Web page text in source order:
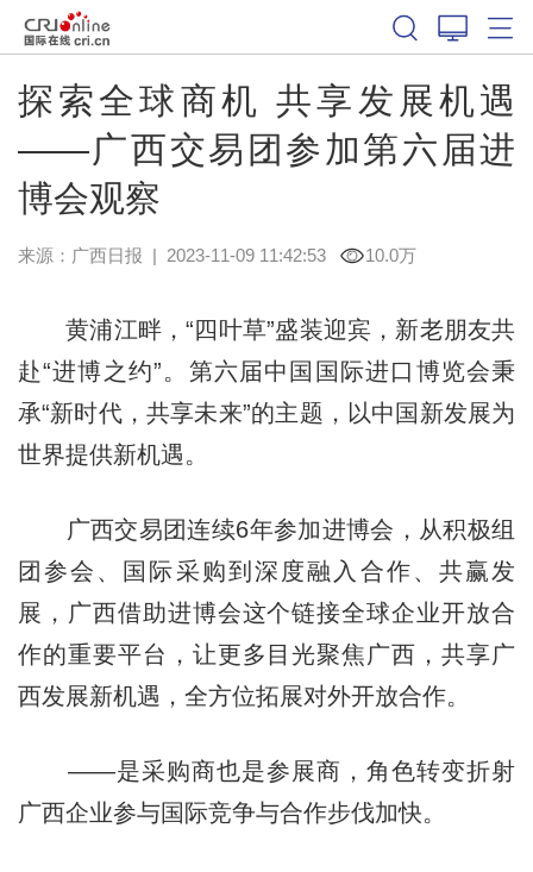
探索全球商机 共享发展机遇
——广西交易团参加第六届进
博会观察
来源： 广西日报 | 2023-11-09 11:42:53 10.0万
黄浦江畔，“四叶草”盛装迎宾，新老朋友共
赴“进博之约”。第六届中国国际进口博览会秉
承“新时代，共享未来”的主题，以中国新发展为
世界提供新机遇。
广西交易团连续6年参加进博会，从积极组
团参会、国际采购到深度融入合作、共赢发
展，广西借助进博会这个链接全球企业开放合
作的重要平台，让更多目光聚焦广西，共享广
西发展新机遇，全方位拓展对外开放合作。
——是采购商也是参展商，角色转变折射
广西企业参与国际竞争与合作步伐加快。